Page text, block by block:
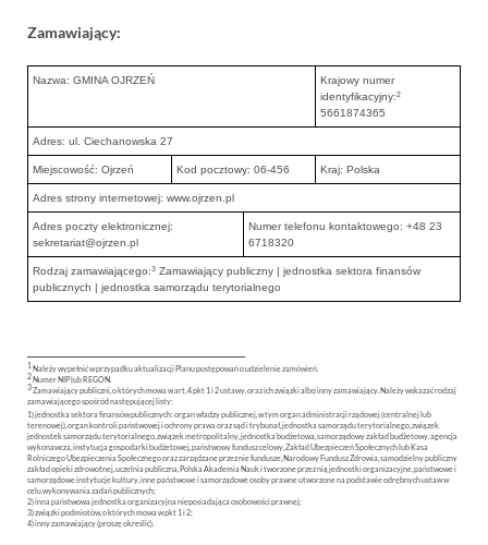
Zamawiający:
Nazwa: GMINA OJRZEŃ
Krajowy numer
identyfikacyjny:2
5661874365
Adres: ul. Ciechanowska 27
Miejscowość: Ojrzeń Kod pocztowy: 06-456 Kraj: Polska
Adres strony internetowej: www.ojrzen.pl
Adres poczty elektronicznej:
sekretariat@ojrzen.pl
Numer telefonu kontaktowego: +48 23
6718320
Rodzaj zamawiającego:3 Zamawiający publiczny | jednostka sektora finansów
publicznych | jednostka samorządu terytorialnego
1 Należy wypełnić w przypadku aktualizacji Planu postępowań o udzielenie zamówień.
2 Numer NIP lub REGON.
3Zamawiający publiczni, o których mowa w art. 4 pkt 1 i 2 ustawy, oraz ich związki albo inny zamawiający. Należy wskazać rodzaj
zamawiającego spośród następującej listy:
1) jednostka sektora finansów publicznych: organ władzy publicznej, w tym organ administracji rządowej (centralnej lub
terenowej), organ kontroli państwowej i ochrony prawa oraz sąd i trybunał, jednostka samorządu terytorialnego, związek
jednostek samorządu terytorialnego, związek metropolitalny, jednostka budżetowa, samorządowy zakład budżetowy, agencja
wykonawcza, instytucja gospodarki budżetowej, państwowy fundusz celowy, Zakład Ubezpieczeń Społecznych lub Kasa
Rolniczego Ubezpieczenia Społecznego oraz zarządzane przez nie fundusze, Narodowy Fundusz Zdrowia, samodzielny publiczny
zakład opieki zdrowotnej, uczelnia publiczna, Polska Akademia Nauk i tworzone przez nią jednostki organizacyjne, państwowe i
samorządowe instytucje kultury, inne państwowe i samorządowe osoby prawne utworzone na podstawie odrębnych ustaw w
celu wykonywania zadań publicznych;
2) inna państwowa jednostka organizacyjna nieposiadająca osobowości prawnej;
3) związki podmiotów, o których mowa w pkt 1 i 2;
4) inny zamawiający (proszę określić).